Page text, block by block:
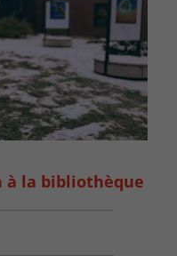
à la bibliothèque